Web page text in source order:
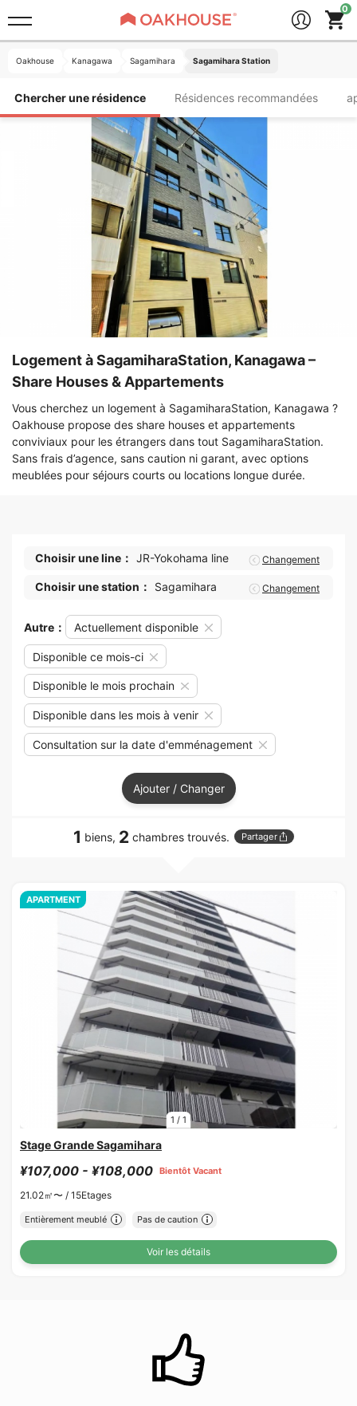
Oakhouse Kanagawa Sagamihara Sagamihara Station
Chercher une résidence Résidences recommandées
Logement à SagamiharaStation, Kanagawa –
Share Houses & Appartements
Vous cherchez un logement à SagamiharaStation, Kanagawa ?
Oakhouse propose des share houses et appartements
conviviaux pour les étrangers dans tout SagamiharaStation.
Sans frais d’agence, sans caution ni garant, avec options
meublées pour séjours courts ou locations longue durée.
Choisir une line： JR-Yokohama line Changement
Choisir une station： Sagamihara Changement
Autre： Actuellement disponible
Disponible ce mois-ci
Disponible le mois prochain
Disponible dans les mois à venir
Consultation sur la date d'emménagement
Ajouter / Changer
1 biens, 2 chambres trouvés. Partager
1 / 1
APARTMENT
Stage Grande Sagamihara
¥107,000 - ¥108,000 Bientôt Vacant
21.02㎡〜 / 15Etages
Entièrement meublé Pas de caution
Voir les détails